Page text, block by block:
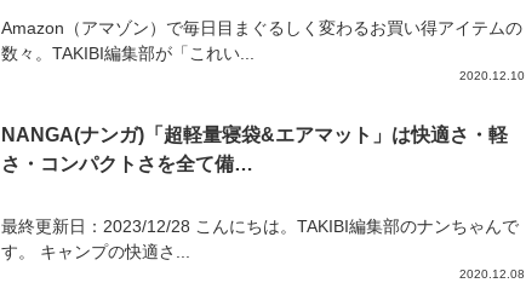
Amazon（アマゾン）で毎日目まぐるしく変わるお買い得アイテムの
数々。TAKIBI編集部が「これい...
2020.12.10
NANGA(ナンガ)「超軽量寝袋&エアマット」は快適さ・軽
さ・コンパクトさを全て備…
最終更新日：2023/12/28 こんにちは。TAKIBI編集部のナンちゃんで
す。 キャンプの快適さ...
2020.12.08